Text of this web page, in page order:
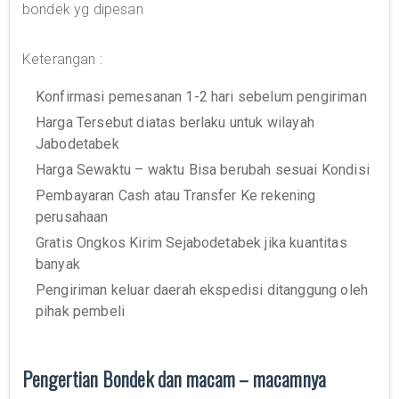
bondek yg dipesan
Keterangan :
Konfirmasi pemesanan 1-2 hari sebelum pengiriman
Harga Tersebut diatas berlaku untuk wilayah
Jabodetabek
Harga Sewaktu – waktu Bisa berubah sesuai Kondisi
Pembayaran Cash atau Transfer Ke rekening
perusahaan
Gratis Ongkos Kirim Sejabodetabek jika kuantitas
banyak
Pengiriman keluar daerah ekspedisi ditanggung oleh
pihak pembeli
Pengertian Bondek dan macam – macamnya